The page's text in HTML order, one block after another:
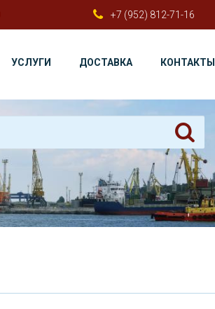
+7 (952) 812-71-16
УСЛУГИ ДОСТАВКА КОНТАКТЫ